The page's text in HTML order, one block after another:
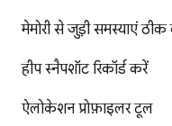
मेमोरी से जुड़ी समस्याएं ठीक
हीप स्नैपशॉट रिकॉर्ड करें
ऐलोकेशन प्रोफ़ाइलर टूल